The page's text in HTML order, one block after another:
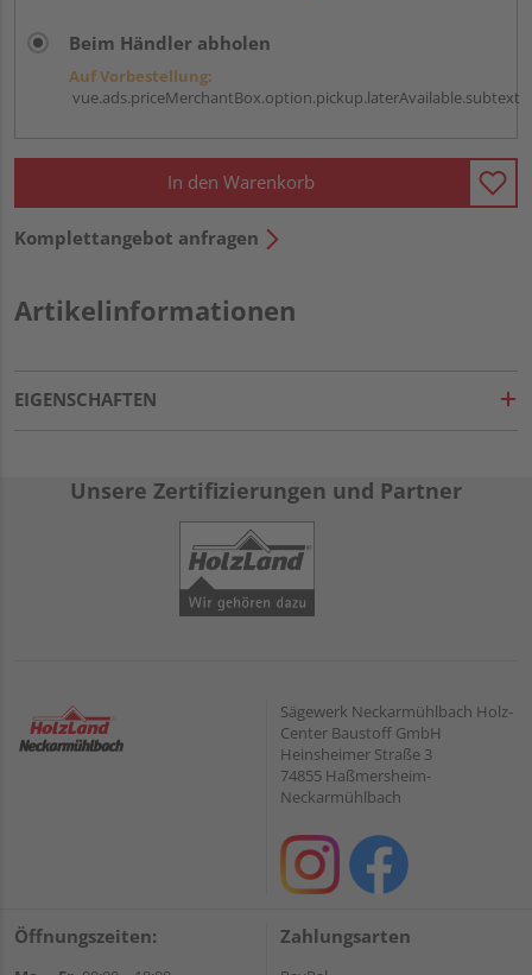
Beim Händler abholen
Auf Vorbestellung:
vue.ads.priceMerchantBox.option.pickup.laterAvailable.subtext
In den Warenkorb
Komplettangebot anfragen
Artikelinformationen
EIGENSCHAFTEN
Unsere Zertifizierungen und Partner
Sägewerk Neckarmühlbach Holz-
Center Baustoff GmbH
Heinsheimer Straße 3
74855 Haßmersheim-
Neckarmühlbach
Öffnungszeiten: Zahlungsarten